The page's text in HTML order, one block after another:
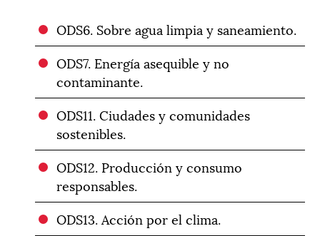
ODS6. Sobre agua limpia y saneamiento.
ODS7. Energía asequible y no
contaminante.
ODS11. Ciudades y comunidades
sostenibles.
ODS12. Producción y consumo
responsables.
ODS13. Acción por el clima.